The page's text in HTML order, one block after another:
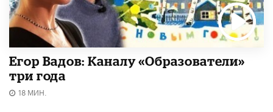
Егор Вадов: Каналу «Образователи»
три года
18 МИН.